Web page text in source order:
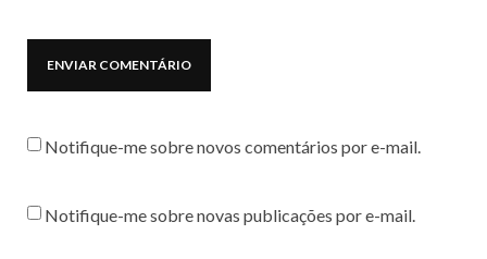
Notifique-me sobre novos comentários por e-mail.
Notifique-me sobre novas publicações por e-mail.